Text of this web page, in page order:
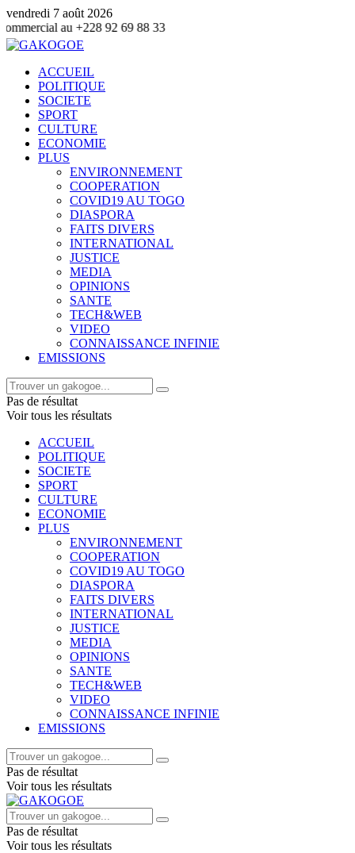
vendredi 7 août 2026
+228 92 69 88 33
ACCUEIL
POLITIQUE
SOCIETE
SPORT
CULTURE
ECONOMIE
PLUS
ENVIRONNEMENT
COOPERATION
COVID19 AU TOGO
DIASPORA
FAITS DIVERS
INTERNATIONAL
JUSTICE
MEDIA
OPINIONS
SANTE
TECH&WEB
VIDEO
CONNAISSANCE INFINIE
EMISSIONS
Pas de résultat
Voir tous les résultats
ACCUEIL
POLITIQUE
SOCIETE
SPORT
CULTURE
ECONOMIE
PLUS
ENVIRONNEMENT
COOPERATION
COVID19 AU TOGO
DIASPORA
FAITS DIVERS
INTERNATIONAL
JUSTICE
MEDIA
OPINIONS
SANTE
TECH&WEB
VIDEO
CONNAISSANCE INFINIE
EMISSIONS
Pas de résultat
Voir tous les résultats
Pas de résultat
Voir tous les résultats